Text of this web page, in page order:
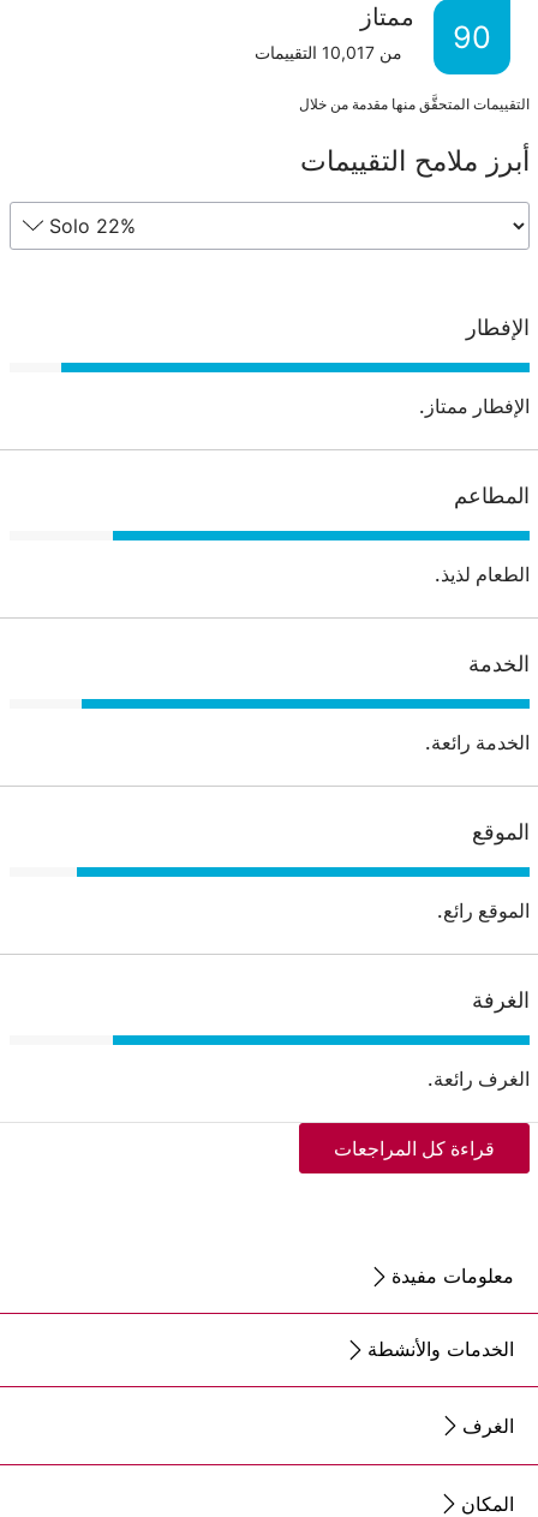
90
ممتاز
من 10,017 التقييمات
التقييمات المتحقَّق منها مقدمة من خلال
أبرز ملامح التقييمات
الإفطار
الإفطار ممتاز.
المطاعم
الطعام لذيذ.
الخدمة
الخدمة رائعة.
الموقع
الموقع رائع.
الغرفة
الغرف رائعة.
قراءة كل المراجعات
معلومات مفيدة
الخدمات والأنشطة
الغرف
المكان